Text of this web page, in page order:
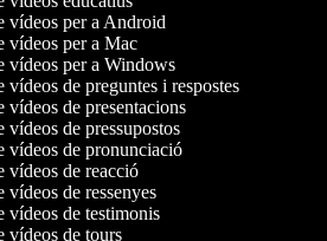
vídeos per a Android
vídeos per a Mac
vídeos per a Windows
vídeos de preguntes i respostes
vídeos de presentacions
vídeos de pressupostos
vídeos de pronunciació
vídeos de reacció
vídeos de ressenyes
vídeos de testimonis
vídeos de tours